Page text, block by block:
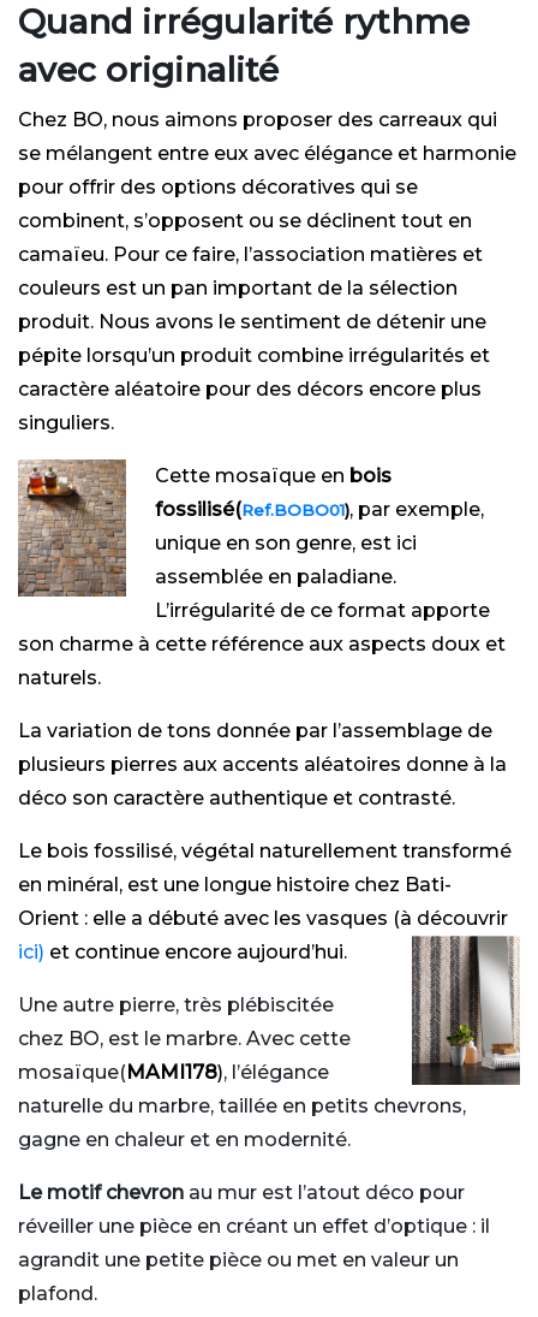
Quand irrégularité rythme
avec originalité
Chez BO, nous aimons proposer des carreaux qui
se mélangent entre eux avec élégance et harmonie
pour offrir des options décoratives qui se
combinent, s’opposent ou se déclinent tout en
camaïeu. Pour ce faire, l’association matières et
couleurs est un pan important de la sélection
produit. Nous avons le sentiment de détenir une
pépite lorsqu’un produit combine irrégularités et
caractère aléatoire pour des décors encore plus
singuliers.
Cette mosaïque en bois
fossilisé(Ref.BOBO01), par exemple,
unique en son genre, est ici
assemblée en paladiane.
L’irrégularité de ce format apporte
son charme à cette référence aux aspects doux et
naturels.
La variation de tons donnée par l’assemblage de
plusieurs pierres aux accents aléatoires donne à la
déco son caractère authentique et contrasté.
Le bois fossilisé, végétal naturellement transformé
en minéral, est une longue histoire chez Bati-
Orient : elle a débuté avec les vasques (à découvrir
ici) et continue encore aujourd’hui.
Une autre pierre, très plébiscitée
chez BO, est le marbre. Avec cette
mosaïque(MAMI178), l’élégance
naturelle du marbre, taillée en petits chevrons,
gagne en chaleur et en modernité.
Le motif chevron au mur est l’atout déco pour
réveiller une pièce en créant un effet d’optique : il
agrandit une petite pièce ou met en valeur un
plafond.